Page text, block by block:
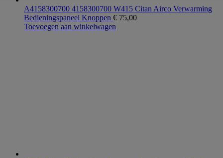
A4158300700 4158300700 W415 Citan Airco Verwarming
Bedieningspaneel Knoppen € 75,00
Toevoegen aan winkelwagen